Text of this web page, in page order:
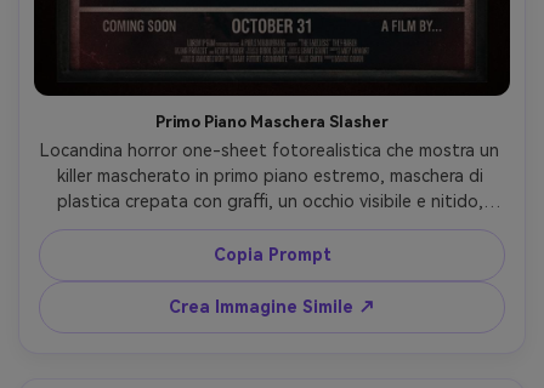
Primo Piano Maschera Slasher
Locandina horror one-sheet fotorealistica che mostra un
killer mascherato in primo piano estremo, maschera di
plastica crepata con graffi, un occhio visibile e nitido,
palette rosso e nero, illuminazione dura superiore per
ombre profonde, scattata con Sony A7R V 85mm f/1.4,
composizione centrale, vignettatura forte, grana ruvida,
spazio negativo sopra per titolo e tagline, realismo
cinematografico, spazio crediti in basso --ar 4:5
Copia Prompt
Crea Immagine Simile ↗